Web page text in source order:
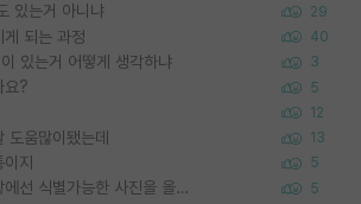
있는거 아니냐 29
게 되는 과정 40
있는거 어떻게 생각하냐 3
요? 5
12
움많이됐는데 13
지 5
정보보안 연구하는 입장에선 식별가능한 사진을 올리는건 비추이긴함 5